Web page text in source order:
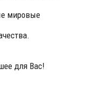
мировые
для Вас!